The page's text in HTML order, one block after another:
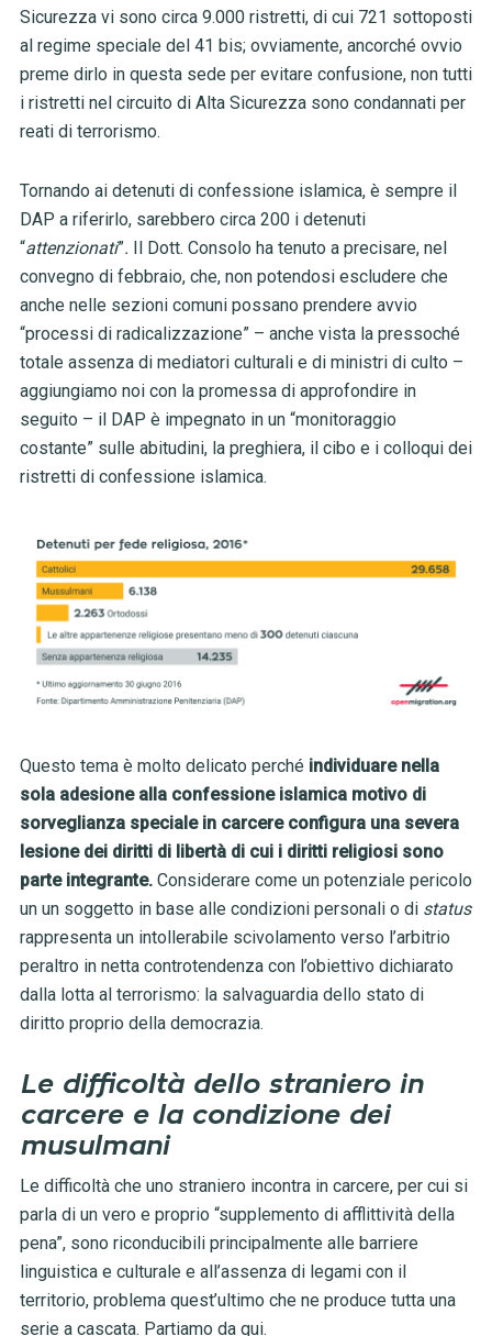
Sicurezza vi sono circa 9.000 ristretti, di cui 721 sottoposti
al regime speciale del 41 bis; ovviamente, ancorché ovvio
preme dirlo in questa sede per evitare confusione, non tutti
i ristretti nel circuito di Alta Sicurezza sono condannati per
reati di terrorismo.
Tornando ai detenuti di confessione islamica, è sempre il
DAP a riferirlo, sarebbero circa 200 i detenuti
“attenzionati”. Il Dott. Consolo ha tenuto a precisare, nel
convegno di febbraio, che, non potendosi escludere che
anche nelle sezioni comuni possano prendere avvio
“processi di radicalizzazione” – anche vista la pressoché
totale assenza di mediatori culturali e di ministri di culto –
aggiungiamo noi con la promessa di approfondire in
seguito – il DAP è impegnato in un “monitoraggio
costante” sulle abitudini, la preghiera, il cibo e i colloqui dei
ristretti di confessione islamica.
Questo tema è molto delicato perché individuare nella
sola adesione alla confessione islamica motivo di
sorveglianza speciale in carcere configura una severa
lesione dei diritti di libertà di cui i diritti religiosi sono
parte integrante.Considerare come un potenziale pericolo
un un soggetto in base alle condizioni personali o di status
rappresenta un intollerabile scivolamento verso l’arbitrio
peraltro in netta controtendenza con l’obiettivo dichiarato
dalla lotta al terrorismo: la salvaguardia dello stato di
diritto proprio della democrazia.
Le difficoltà dello straniero in
carcere e la condizione dei
musulmani
Le difficoltà che uno straniero incontra in carcere, per cui si
parla di un vero e proprio “supplemento di afflittività della
pena”, sono riconducibili principalmente alle barriere
linguistica e culturale e all’assenza di legami con il
territorio, problema quest’ultimo che ne produce tutta una
serie a cascata. Partiamo da qui.